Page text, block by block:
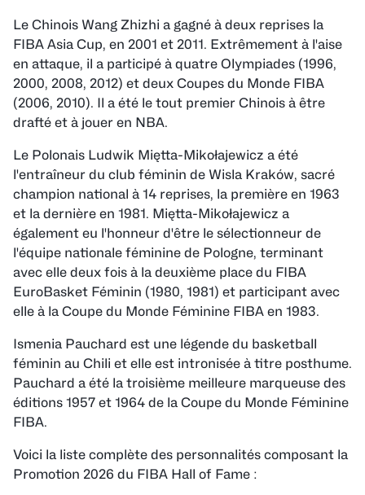
Le Chinois Wang Zhizhi a gagné à deux reprises la
FIBA Asia Cup, en 2001 et 2011. Extrêmement à l'aise
en attaque, il a participé à quatre Olympiades (1996,
2000, 2008, 2012) et deux Coupes du Monde FIBA
(2006, 2010). Il a été le tout premier Chinois à être
drafté et à jouer en NBA.
Le Polonais Ludwik Miętta-Mikołajewicz a été
l'entraîneur du club féminin de Wisla Kraków, sacré
champion national à 14 reprises, la première en 1963
et la dernière en 1981. Miętta-Mikołajewicz a
également eu l'honneur d'être le sélectionneur de
l'équipe nationale féminine de Pologne, terminant
avec elle deux fois à la deuxième place du FIBA
EuroBasket Féminin (1980, 1981) et participant avec
elle à la Coupe du Monde Féminine FIBA en 1983.
Ismenia Pauchard est une légende du basketball
féminin au Chili et elle est intronisée à titre posthume.
Pauchard a été la troisième meilleure marqueuse des
éditions 1957 et 1964 de la Coupe du Monde Féminine
FIBA.
Voici la liste complète des personnalités composant la
Promotion 2026 du FIBA Hall of Fame :